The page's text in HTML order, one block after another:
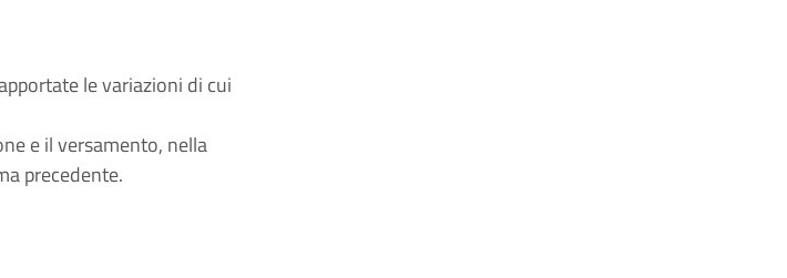
le variazioni di cui
e il versamento, nella
precedente.